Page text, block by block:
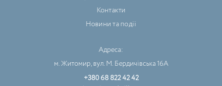
Контакти
Новини та події
Адреса:
м. Житомир, вул. М. Бердичівська 16А
+380 68 822 42 42